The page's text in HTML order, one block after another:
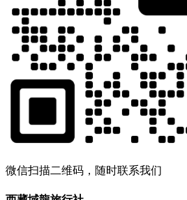
微信扫描二维码，随时联系我们